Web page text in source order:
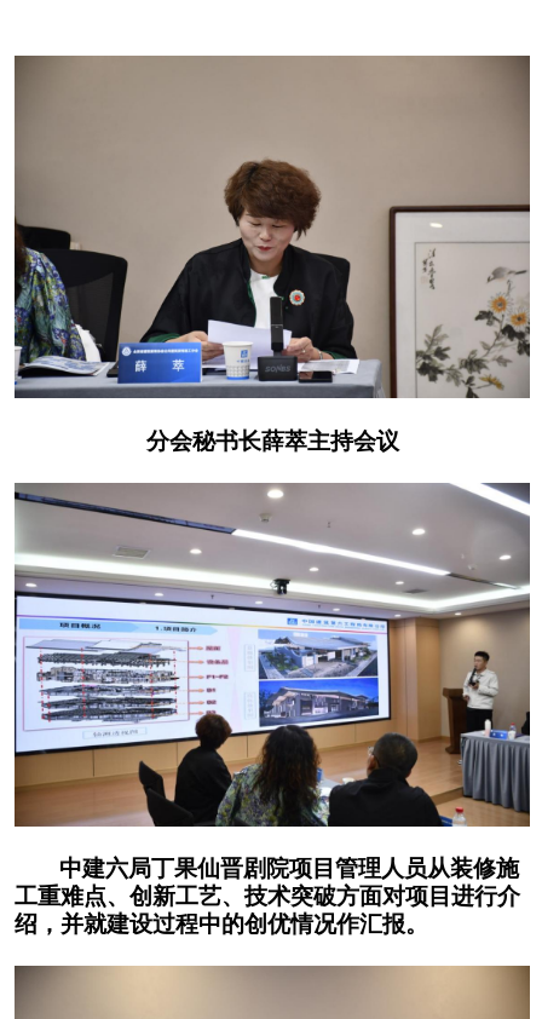
分会秘书长薛萃主持会议
中建六局丁果仙晋剧院项目管理人员从装修施
工重难点、创新工艺、技术突破方面对项目进行介
绍，并就建设过程中的创优情况作汇报。